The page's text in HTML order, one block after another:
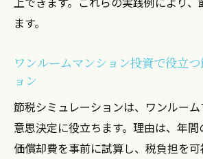
ます。
ワンルームマンション投資で役立
ョン
節税シミュレーションは、ワンルー
意思決定に役立ちます。理由は、年
価償却費を事前に試算し、税負担を